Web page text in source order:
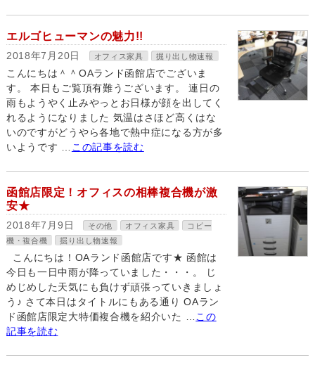
エルゴヒューマンの魅力!!
2018年7月20日 オフィス家具 掘り出し物速報
こんにちは＾＾OAランド函館店でございま
す。 本日もご覧頂有難うございます。 連日の
雨もようやく止みやっとお日様が顔を出してく
れるようになりました 気温はさほど高くはな
いのですがどうやら各地で熱中症になる方が多
いようです …
この記事を読む
函館店限定！オフィスの相棒複合機が激
安★
2018年7月9日 その他 オフィス家具
コピー
機・複合機
掘り出し物速報
こんにちは！OAランド函館店です★ 函館は
今日も一日中雨が降っていました・・・。 じ
めじめした天気にも負けず頑張っていきましょ
う♪ さて本日はタイトルにもある通り OAラン
ド函館店限定大特価複合機を紹介いた …
この
記事を読む